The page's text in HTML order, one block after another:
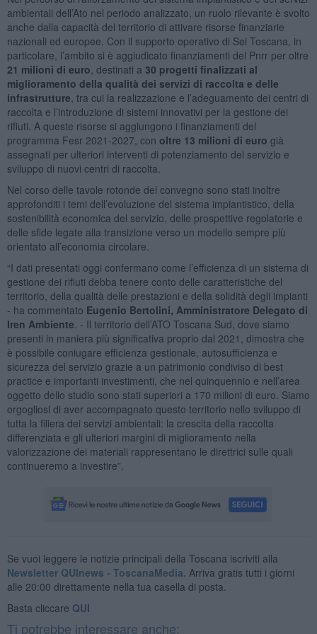
ambientali dell’Ato nel periodo analizzato, un ruolo rilevante è svolto
anche dalla capacità del territorio di attivare risorse finanziarie
nazionali ed europee. Con il supporto operativo di Sei Toscana, in
particolare, l’ambito si è aggiudicato finanziamenti del Pnrr per oltre
21 milioni di euro, destinati a 30 progetti finalizzati al
miglioramento della qualità dei servizi di raccolta e delle
infrastrutture, tra cui la realizzazione e l’adeguamento dei centri di
raccolta e l’introduzione di sistemi innovativi per la gestione dei
rifiuti. A queste risorse si aggiungono i finanziamenti del
programma Fesr 2021-2027, con oltre 13 milioni di euro già
assegnati per ulteriori interventi di potenziamento del servizio e
sviluppo di nuovi centri di raccolta.
Nel corso delle tavole rotonde del convegno sono stati inoltre
approfonditi i temi dell’evoluzione del sistema impiantistico, della
sostenibilità economica del servizio, delle prospettive regolatorie e
delle sfide legate alla transizione verso un modello sempre più
orientato all’economia circolare.
“I dati presentati oggi confermano come l’efficienza di un sistema di
gestione dei rifiuti debba tenere conto delle caratteristiche del
territorio, della qualità delle prestazioni e della solidità degli impianti
- ha commentato Eugenio Bertolini, Amministratore Delegato di
Iren Ambiente. - Il territorio dell’ATO Toscana Sud, dove siamo
presenti in maniera più significativa proprio dal 2021, dimostra che
è possibile coniugare efficienza gestionale, autosufficienza e
sicurezza del servizio grazie a un patrimonio condiviso di best
practice e importanti investimenti, che nel quinquennio e nell’area
oggetto dello studio sono stati superiori a 170 milioni di euro. Siamo
orgogliosi di aver accompagnato questo territorio nello sviluppo di
tutta la filiera dei servizi ambientali: la crescita della raccolta
differenziata e gli ulteriori margini di miglioramento nella
valorizzazione dei materiali rappresentano le direttrici sulle quali
continueremo a investire”.
Se vuoi leggere le notizie principali della Toscana iscriviti alla
Newsletter QUInews - ToscanaMedia. Arriva gratis tutti i giorni
alle 20:00 direttamente nella tua casella di posta.
Basta cliccare QUI
Ti potrebbe interessare anche: